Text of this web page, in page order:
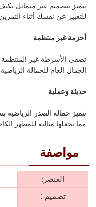
يتميز بتصميم غير متماثل
للتعبير عن نفسك أثناء
أحزمة غير منتظمة
تضفي الأشرطة غير المنتظمة
الجمال العام للحمالة الرياضية.
حديثة وعملية
تتميز حمالة الصدر الرياضية
مما يجعلها مثالية للمظهر
مواصفة
العنصر:
تصميم :